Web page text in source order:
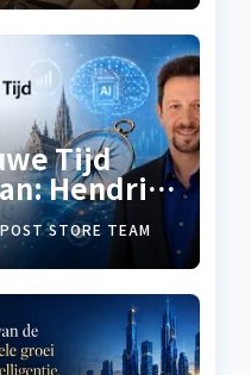
Tijd
Hendrik
Van
fase in
STORE TEAM